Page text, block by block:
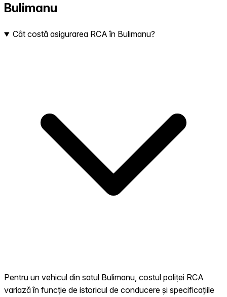
Bulimanu
Cât costă asigurarea RCA în Bulimanu?
Pentru un vehicul din satul Bulimanu, costul poliței RCA
variază în funcție de istoricul de conducere și specificațiile